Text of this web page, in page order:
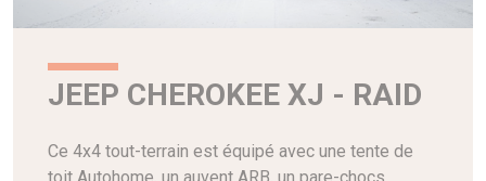
JEEP CHEROKEE XJ - RAID
Ce 4x4 tout-terrain est équipé avec une tente de
toit Autohome, un auvent ARB, un pare-chocs